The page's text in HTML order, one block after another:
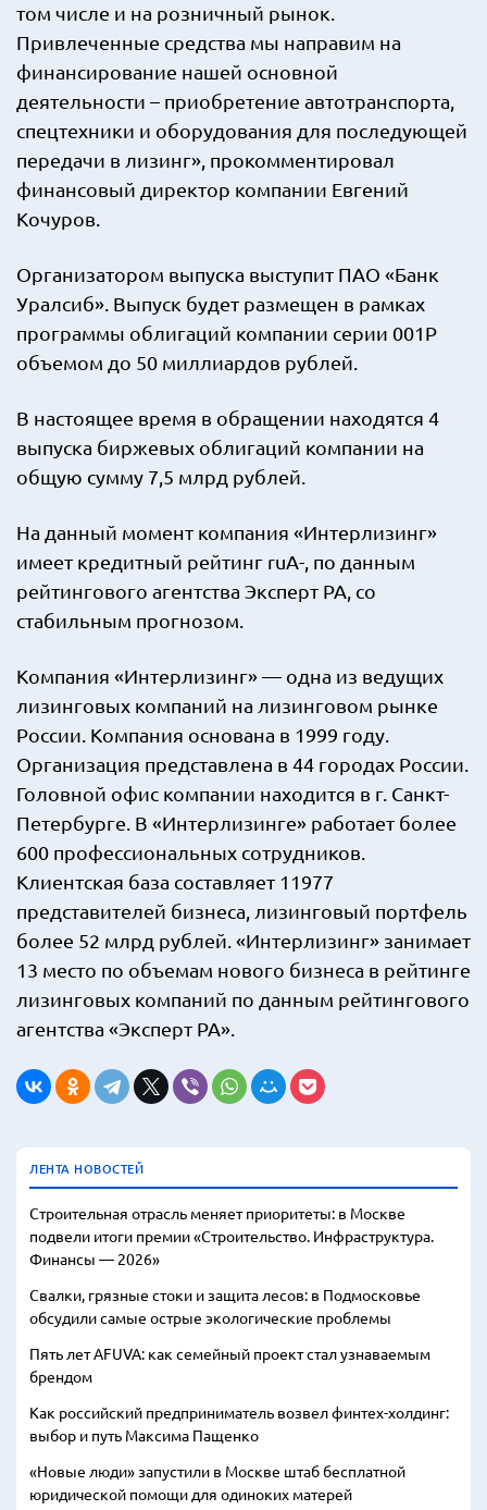
том числе и на розничный рынок.
Привлеченные средства мы направим на
финансирование нашей основной
деятельности – приобретение автотранспорта,
спецтехники и оборудования для последующей
передачи в лизинг», прокомментировал
финансовый директор компании Евгений
Кочуров.
Организатором выпуска выступит ПАО «Банк
Уралсиб». Выпуск будет размещен в рамках
программы облигаций компании серии 001Р
объемом до 50 миллиардов рублей.
В настоящее время в обращении находятся 4
выпуска биржевых облигаций компании на
общую сумму 7,5 млрд рублей.
На данный момент компания «Интерлизинг»
имеет кредитный рейтинг ruA-, по данным
рейтингового агентства Эксперт РА, со
стабильным прогнозом.
Компания «Интерлизинг» — одна из ведущих
лизинговых компаний на лизинговом рынке
России. Компания основана в 1999 году.
Организация представлена в 44 городах России.
Головной офис компании находится в г. Санкт-
Петербурге. В «Интерлизинге» работает более
600 профессиональных сотрудников.
Клиентская база составляет 11977
представителей бизнеса, лизинговый портфель
более 52 млрд рублей. «Интерлизинг» занимает
13 место по объемам нового бизнеса в рейтинге
лизинговых компаний по данным рейтингового
агентства «Эксперт РА».
ЛЕНТА НОВОСТЕЙ
Строительная отрасль меняет приоритеты: в Москве
подвели итоги премии «Строительство. Инфраструктура.
Финансы — 2026»
Свалки, грязные стоки и защита лесов: в Подмосковье
обсудили самые острые экологические проблемы
Пять лет AFUVA: как семейный проект стал узнаваемым
брендом
Как российский предприниматель возвел финтех-холдинг:
выбор и путь Максима Пащенко
«Новые люди» запустили в Москве штаб бесплатной
юридической помощи для одиноких матерей